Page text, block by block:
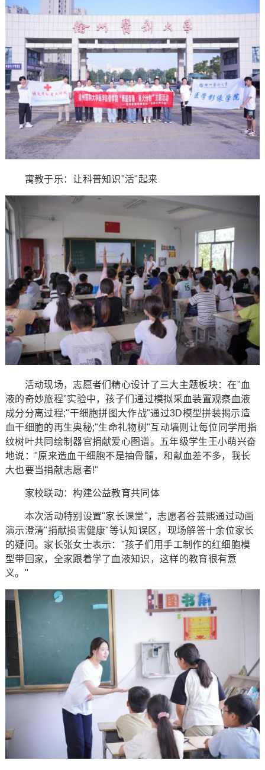
寓教于乐：让科普知识"活"起来
活动现场，志愿者们精心设计了三大主题板块：在"血
液的奇妙旅程"实验中，孩子们通过模拟采血装置观察血液
成分分离过程;"干细胞拼图大作战"通过3D模型拼装揭示造
血干细胞的再生奥秘;"生命礼物树"互动墙则让每位同学用指
纹树叶共同绘制器官捐献爱心图谱。五年级学生王小萌兴奋
地说："原来造血干细胞不是抽骨髓，和献血差不多，我长
大也要当捐献志愿者!"
家校联动：构建公益教育共同体
本次活动特别设置"家长课堂"，志愿者谷芸熙通过动画
演示澄清"捐献损害健康"等认知误区，现场解答十余位家长
的疑问。家长张女士表示："孩子们用手工制作的红细胞模
型带回家，全家跟着学了血液知识，这样的教育很有意
义。"